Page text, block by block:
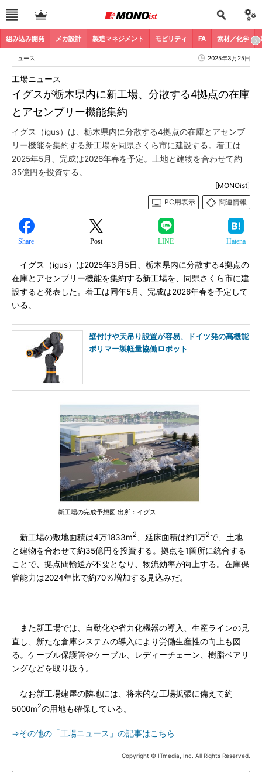
組み込み開発 メカ設計 製造マネジメント モビリティ FA 素材／化学
ニュース 2025年3月25日
イグスが栃木県内に新工場、分散する4拠点の在庫
とアセンブリー機能集約
工場ニュース
イグス（igus）は、栃木県内に分散する4拠点の在庫とアセンブ
リー機能を集約する新工場を同県さくら市に建設する。着工は
2025年5月、完成は2026年春を予定。土地と建物を合わせて約
35億円を投資する。
[MONOist]
PC用表示
関連情報
Share Post LINE Hatena
イグス（igus）は2025年3月5日、栃木県内に分散する4拠点の
在庫とアセンブリー機能を集約する新工場を、同県さくら市に建
設すると発表した。着工は同年5月、完成は2026年春を予定して
いる。
壁付けや天吊り設置が容易、ドイツ発の高機能
ポリマー製軽量協働ロボット
新工場の完成予想図 出所：イグス
新工場の敷地面積は4万1833m2 、延床面積は約1万2で、土地
と建物を合わせて約35億円を投資する。拠点を1箇所に統合する
ことで、拠点間輸送が不要となり、物流効率が向上する。在庫保
管能力は2024年比で約70％増加する見込みだ。
また新工場では、自動化や省力化機器の導入、生産ラインの見
直し、新たな倉庫システムの導入により労働生産性の向上も図
る。ケーブル保護管やケーブル、レディーチェーン、樹脂ベアリ
ングなどを取り扱う。
なお新工場建屋の隣地には、将来的な工場拡張に備えて約
5000m2の用地も確保している。
⇒その他の「工場ニュース」の記事はこちら
Copyright © ITmedia, Inc. All Rights Reserved.